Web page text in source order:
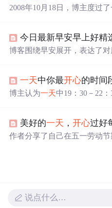
2008年10月18日，博主度过
美好的时光。
今日最新早安早上好精
博客围绕早安展开，表达了
幸福安康。
一天中你最开心的时间
博主认为一天中19：30－22
美好的一天 ，开心过好
作者分享了自己在五一劳动
说点什么…